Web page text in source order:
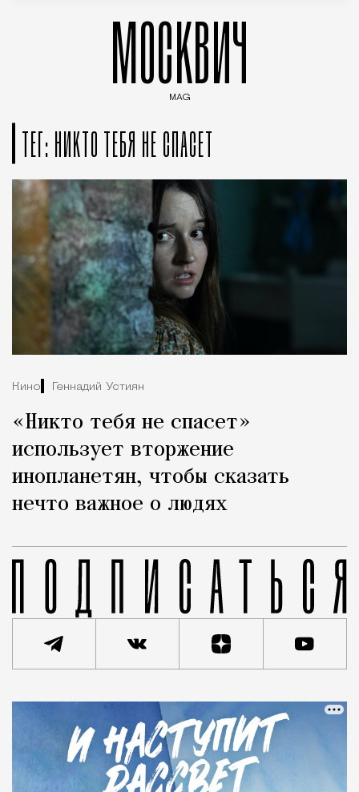
МОСКВИЧ
MAG
ТЕГ: НИКТО ТЕБЯ НЕ СПАСЕТ
Кино Геннадий Устиян
«Никто тебя не спасет»
использует вторжение
инопланетян, чтобы сказать
нечто важное о людях